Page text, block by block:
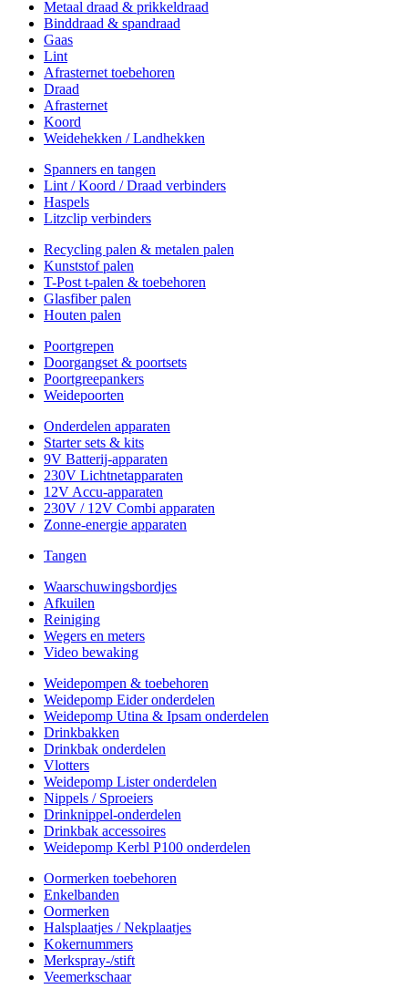
Metaal draad & prikkeldraad
Binddraad & spandraad
Gaas
Lint
Afrasternet toebehoren
Draad
Afrasternet
Koord
Weidehekken / Landhekken
Spanners en tangen
Lint / Koord / Draad verbinders
Haspels
Litzclip verbinders
Recycling palen & metalen palen
Kunststof palen
T-Post t-palen & toebehoren
Glasfiber palen
Houten palen
Poortgrepen
Doorgangset & poortsets
Poortgreepankers
Weidepoorten
Onderdelen apparaten
Starter sets & kits
9V Batterij-apparaten
230V Lichtnetapparaten
12V Accu-apparaten
230V / 12V Combi apparaten
Zonne-energie apparaten
Tangen
Waarschuwingsbordjes
Afkuilen
Reiniging
Wegers en meters
Video bewaking
Weidepompen & toebehoren
Weidepomp Eider onderdelen
Weidepomp Utina & Ipsam onderdelen
Drinkbakken
Drinkbak onderdelen
Vlotters
Weidepomp Lister onderdelen
Nippels / Sproeiers
Drinknippel-onderdelen
Drinkbak accessoires
Weidepomp Kerbl P100 onderdelen
Oormerken toebehoren
Enkelbanden
Oormerken
Halsplaatjes / Nekplaatjes
Kokernummers
Merkspray-/stift
Veemerkschaar